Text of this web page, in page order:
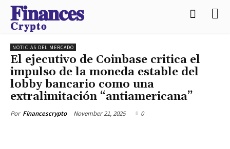
𝐅𝐢𝐧𝐚𝐧𝐜𝐞𝐬
𝐂𝐫𝐲𝐩𝐭𝐨
NOTICIAS DEL MERCADO
El ejecutivo de Coinbase critica el
impulso de la moneda estable del
lobby bancario como una
extralimitación “antiamericana”
Por Financescrypto November 21, 2025 0